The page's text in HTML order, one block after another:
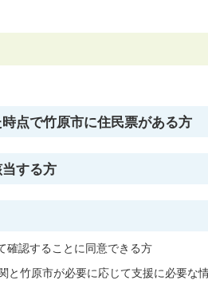
点で竹原市に住民票がある方
する方
確認することに同意できる方
竹原市が必要に応じて支援に必要な